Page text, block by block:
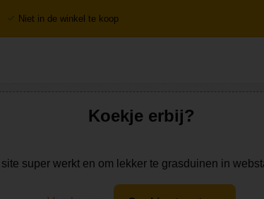
Niet in de winkel te koop
Koekje erbij?
super werkt en om lekker te grasduinen in